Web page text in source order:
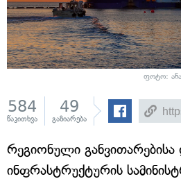
ფოტო:
584
წაკითხვა
49
გაზიარება
რეგიონული განვითარებისა
ინფრასტრუქტურის